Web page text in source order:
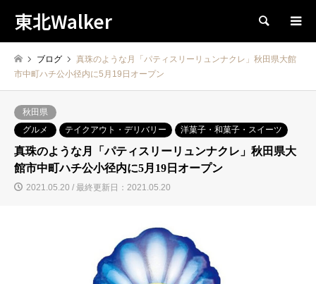
東北Walker 検索
ブログ
真珠のような月「パティスリーリュンナクレ」秋田県大館
市中町ハチ公小径内に5月19日オープン
秋田県
グルメ
テイクアウト・デリバリー 洋菓子・和菓子・スイーツ
真珠のような月「パティスリーリュンナクレ」秋田県大
館市中町ハチ公小径内に5月19日オープン
2021.05.20 / 最終更新日：2021.05.20